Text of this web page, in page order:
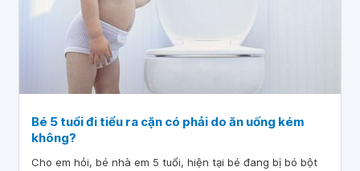
Bé 5 tuổi đi tiểu ra cặn có phải do ăn uống kém
không?
Cho em hỏi, bé nhà em 5 tuổi, hiện tại bé đang bị bó bột